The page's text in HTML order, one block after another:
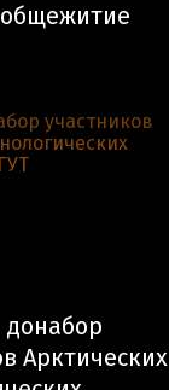
общежитие
Арктических